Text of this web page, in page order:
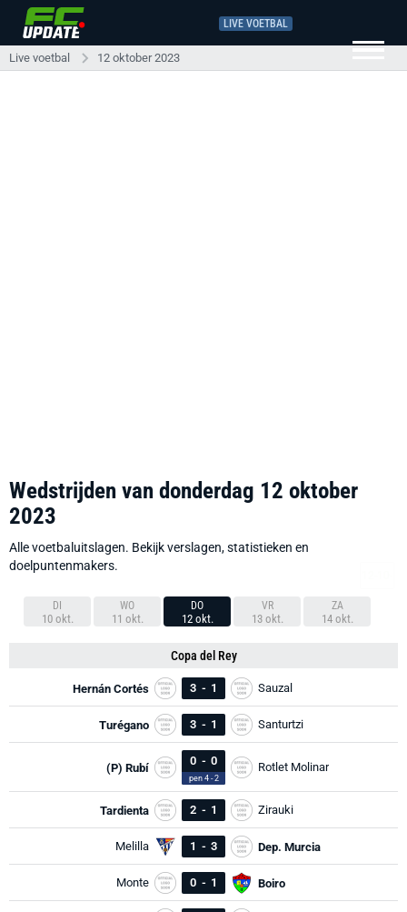
LIVE VOETBAL
Live voetbal 12 oktober 2023
Wedstrijden van donderdag 12 oktober
2023
Alle voetbaluitslagen. Bekijk verslagen, statistieken en
doelpuntenmakers.
DI
10 okt.
WO
11 okt.
DO
12 okt.
VR
13 okt.
ZA
14 okt.
Copa del Rey
Hernán Cortés 3 - 1 Sauzal
Turégano 3 - 1 Santurtzi
(P) Rubí 0 - 0
pen 4 - 2
Rotlet Molinar
Tardienta 2 - 1 Zirauki
Melilla 1 - 3 Dep. Murcia
Monte 0 - 1 Boiro